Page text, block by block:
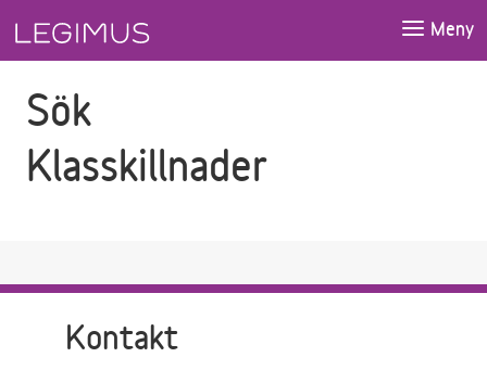
Meny
Sök
Klasskillnader
Kontakt